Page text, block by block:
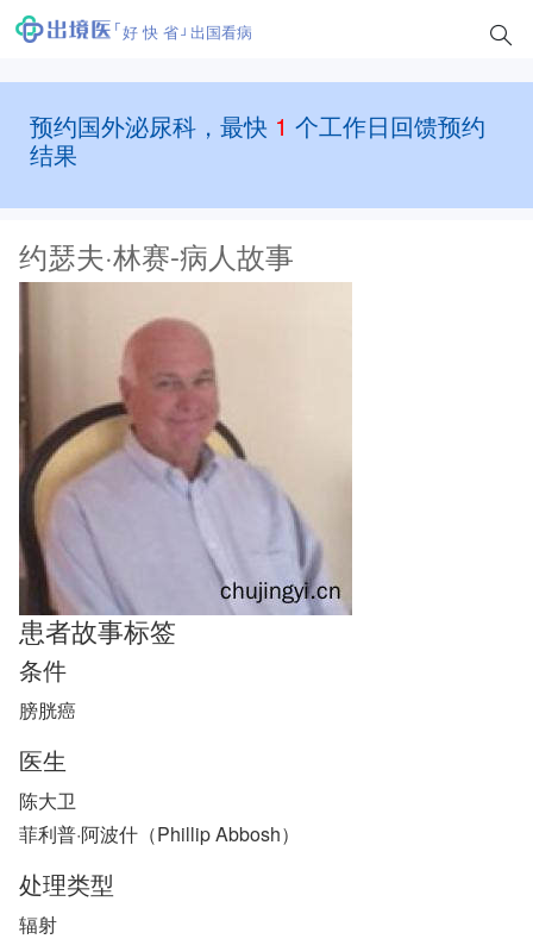
好 快 省 出国看病
预约国外泌尿科，最快 1 个工作日回馈预约
结果
约瑟夫·林赛-病人故事
患者故事标签
条件
膀胱癌
医生
陈大卫
菲利普·阿波什（Phillip Abbosh）
处理类型
辐射